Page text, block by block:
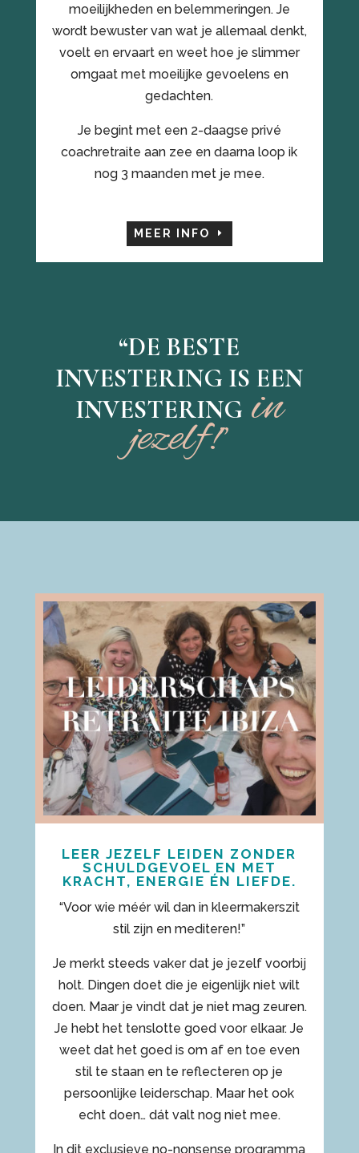
moeilijkheden en belemmeringen. Je
wordt bewuster van wat je allemaal denkt,
voelt en ervaart en weet hoe je slimmer
omgaat met moeilijke gevoelens en
gedachten.
Je begint met een 2-daagse privé
coachretraite aan zee en daarna loop ik
nog 3 maanden met je mee.
MEER INFO
“DE BESTE
INVESTERING IS EEN
INVESTERING in
jezelf!”
LEER JEZELF LEIDEN ZONDER
SCHULDGEVOEL EN MET
KRACHT, ENERGIE ÉN LIEFDE.
“Voor wie méér wil dan in kleermakerszit
stil zijn en mediteren!”
Je merkt steeds vaker dat je jezelf voorbij
holt. Dingen doet die je eigenlijk niet wilt
doen. Maar je vindt dat je niet mag zeuren.
Je hebt het tenslotte goed voor elkaar. Je
weet dat het goed is om af en toe even
stil te staan en te reflecteren op je
persoonlijke leiderschap. Maar het ook
echt doen… dát valt nog niet mee.
In dit exclusieve no-nonsense programma